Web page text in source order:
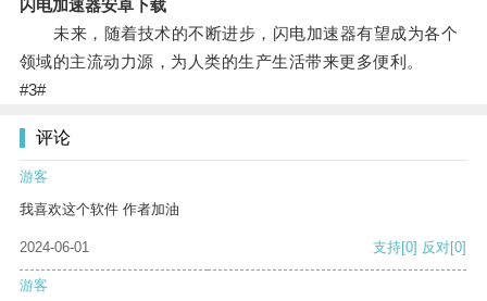
闪电加速器安卓下载
未来，随着技术的不断进步，闪电加速器有望成为各个
领域的主流动力源，为人类的生产生活带来更多便利。
#3#
评论
游客
我喜欢这个软件 作者加油
2024-06-01 支持[0] 反对[0]
游客